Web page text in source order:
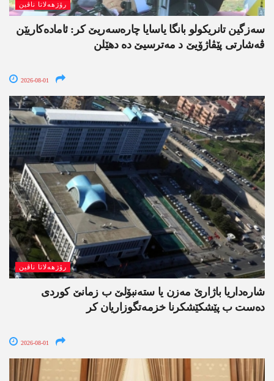
رۆژھەلاتا ناڤین
سەزگین تانریکولو بانگا یاسایا چارەسەریێ کر: ئامادەکاریێن
ڤەشارتی پێڤاژۆیێ د مەترسیێ دە دھێلن
2026-08-01
رۆژھەلاتا ناڤین
شارەداریا باژارێ مەزن یا ستەنبۆلێ ب زمانێ کوردی
دەست ب پێشکێشکرنا خزمەتگوزاریان کر
2026-08-01